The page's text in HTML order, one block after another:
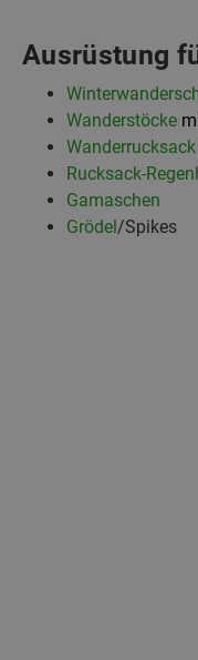
Ausrüstung
Wanderstöcke
Wanderrucksack
Rucksack-
Gamaschen
Grödel/Spikes